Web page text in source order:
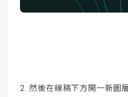
2. 然後在線稿下方開一新圖